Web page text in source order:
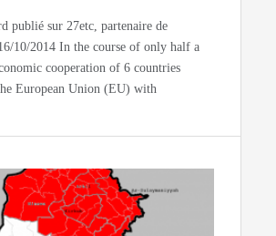
publié sur 27etc, partenaire de
10/2014 In the course of only half a
cooperation of 6 countries
European Union (EU) with